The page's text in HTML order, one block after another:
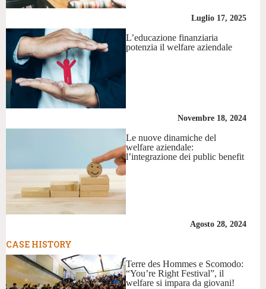
Luglio 17, 2025
L’educazione finanziaria
potenzia il welfare aziendale
Novembre 18, 2024
Le nuove dinamiche del
welfare aziendale:
l’integrazione dei public benefit
Agosto 28, 2024
CASE HISTORY
Terre des Hommes e Scomodo:
“You’re Right Festival”, il
welfare si impara da giovani!